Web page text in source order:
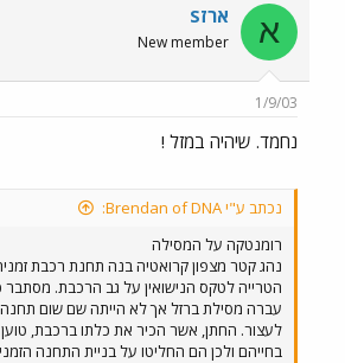
א ארזS
New member
1/9/03
נחמד. שיהיה במזל !
נכתב ע"י Brendan of DNA:
רומנטקה על המסילה
נהג קטר מצפון קרואטיה בנה תחנת רכבת
הטרייה לטקס הנישואין על גב הרכבת.
עברה מסילת ברזל אך לא הייתה שם שום תחנה
לעצור. החתן, אשר הכיר את כלתו ברכבת, טוען
בחייהם ולכן הם החליטו על בניית התחנה